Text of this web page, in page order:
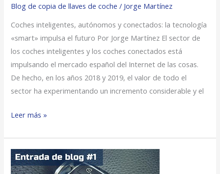
Blog de copia de llaves de coche / Jorge Martínez
Coches inteligentes, autónomos y conectados: la tecnología
«smart» impulsa el futuro Por Jorge Martínez El sector de
los coches inteligentes y los coches conectados está
impulsando el mercado español del Internet de las cosas.
De hecho, en los años 2018 y 2019, el valor de todo el
sector ha experimentando un incremento considerable y el
Leer más »
4
MITOS